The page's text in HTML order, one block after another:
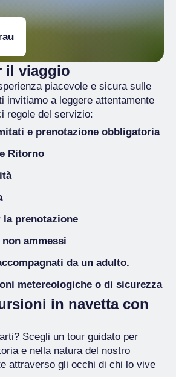
il viaggio
piacevole e sicura sulle
invitiamo a leggere attentamente
regole del servizio:
e prenotazione obbligatoria
Ritorno
il rientro
ti chiediamo cortesemente di
prenotazione
la prenotazione
ammessi
limitati
da un adulto.
età inferiore ai 18 anni
metereologiche o di sicurezza
il servizio qualora ci
metereologiche o di
che impediscano il transito del
in navetta con
Scegli un tour guidato per
e nella natura del nostro
attraverso gli occhi di chi lo vive